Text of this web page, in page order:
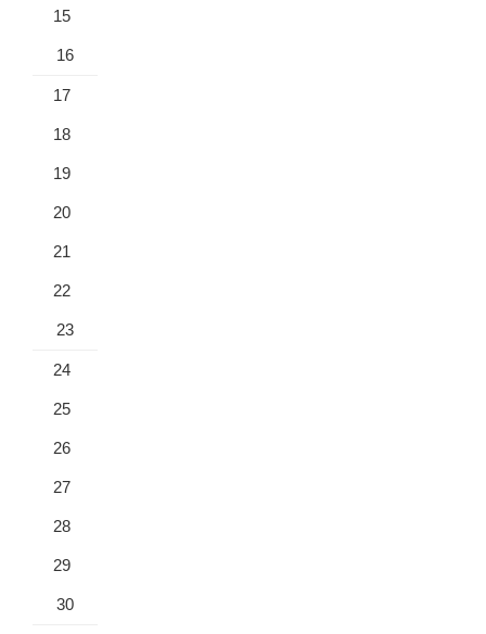
15
16
17
18
19
20
21
22
23
24
25
26
27
28
29
30